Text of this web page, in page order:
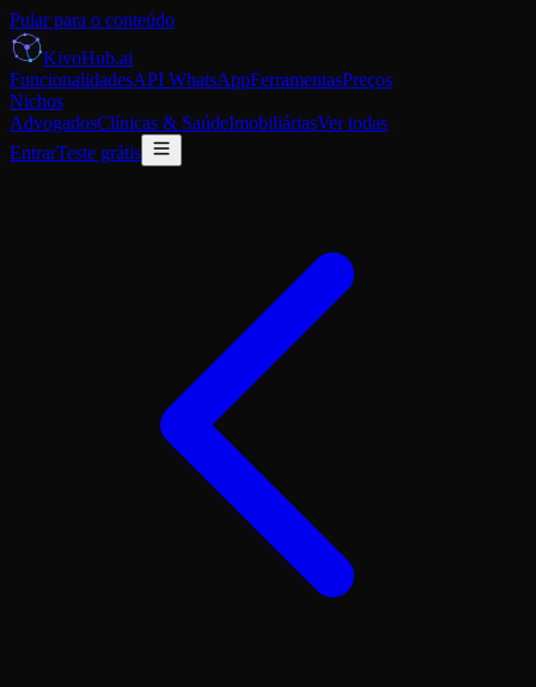
Pular para o conteúdo
KivoHub.ai
FuncionalidadesAPI WhatsAppFerramentasPreços
Nichos
AdvogadosClínicas & SaúdeImobiliáriasVer todas
EntrarTeste grátis